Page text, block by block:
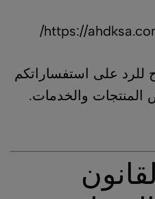
https://
للرد على استفساراتكم
المنتجات والخدمات.